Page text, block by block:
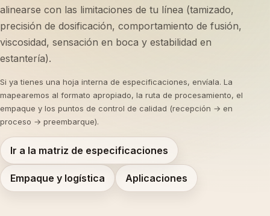
alinearse con las limitaciones de tu línea (tamizado,
precisión de dosificación, comportamiento de fusión,
viscosidad, sensación en boca y estabilidad en
estantería).
Si ya tienes una hoja interna de especificaciones, envíala. La
mapearemos al formato apropiado, la ruta de procesamiento, el
empaque y los puntos de control de calidad (recepción → en
proceso → preembarque).
Ir a la matriz de especificaciones
Empaque y logística Aplicaciones